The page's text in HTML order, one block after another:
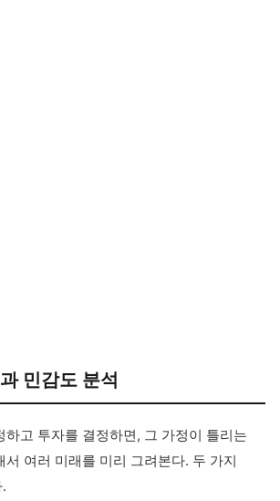
민감도 분석
하고 투자를 결정하면, 그 가정이 틀리는
서 여러 미래를 미리 그려본다. 두 가지